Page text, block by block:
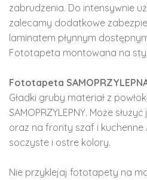
zabrudzenia. Do intensywnie
zalecamy dodatkowe
laminatem płynnym
Fototapeta montowana na
Fototapeta
Gładki gruby materiał z
SAMOPRZYLEPNY. Może
oraz na fronty szaf i kuchenne
soczyste i ostre kolory.
Nie przyklejaj fototapety na